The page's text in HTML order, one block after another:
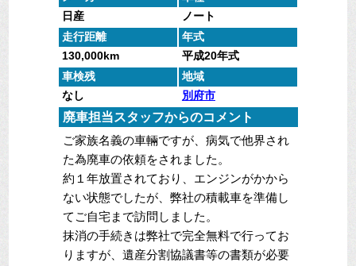
日産
ノート
走行距離
年式
130,000km
平成20年式
車検残
地域
なし
別府市
廃車担当スタッフからのコメント
ご家族名義の車輛ですが、病気で他界され
た為廃車の依頼をされました。
約１年放置されており、エンジンがかから
ない状態でしたが、弊社の積載車を準備し
てご自宅まで訪問しました。
抹消の手続きは弊社で完全無料で行ってお
りますが、遺産分割協議書等の書類が必要